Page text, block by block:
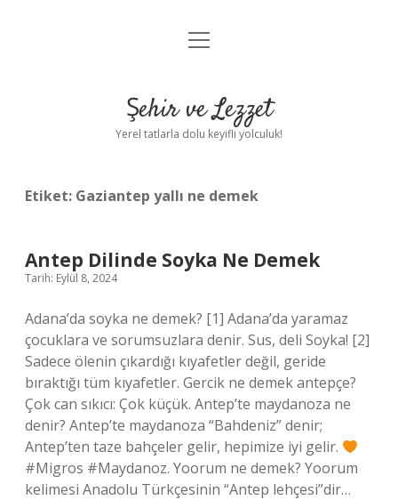
Anasayfa
Yasal Uyarı
menüyü
Şehir ve Lezzet
Yerel tatlarla dolu keyifli yolculuk!
Etiket: Gaziantep yallı ne demek
Antep Dilinde Soyka Ne Demek
Tarih: Eylül 8, 2024
Adana’da soyka ne demek? [1] Adana’da yaramaz
çocuklara ve sorumsuzlara denir. Sus, deli Soyka! [2]
Sadece ölenin çıkardığı kıyafetler değil, geride
bıraktığı tüm kıyafetler. Gercik ne demek antepçe?
Çok can sıkıcı: Çok küçük. Antep’te maydanoza ne
denir? Antep’te maydanoza “Bahdeniz” denir;
Antep’ten taze bahçeler gelir, hepimize iyi gelir.
#Migros #Maydanoz. Yoorum ne demek? Yoorum
kelimesi Anadolu Türkçesinin “Antep lehçesi”dir…